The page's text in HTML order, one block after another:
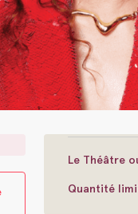
Le Théâtre
Quantité